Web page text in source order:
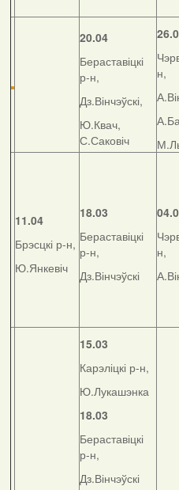
20.04
Бераставіцкі
р-н,
Дз.Вінчэўскі,
Ю.Квач,
С.Саковіч
н,
11.04
Брэсцкі р-н,
Ю.Янкевіч
18.03
Бераставіцкі
р-н,
Дз.Вінчэўскі
н,
15.03
Карэліцкі р-н,
Ю.Лукашэнка
18.03
Бераставіцкі
р-н,
Дз.Вінчэўскі